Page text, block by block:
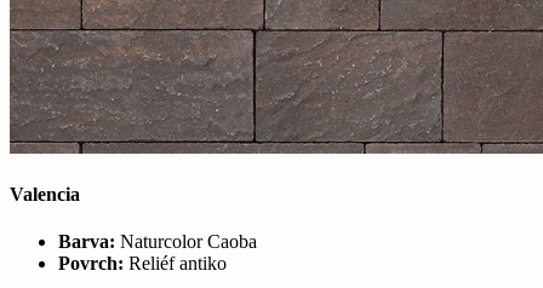
Valencia
Barva: Naturcolor Caoba
Povrch: Reliéf antiko